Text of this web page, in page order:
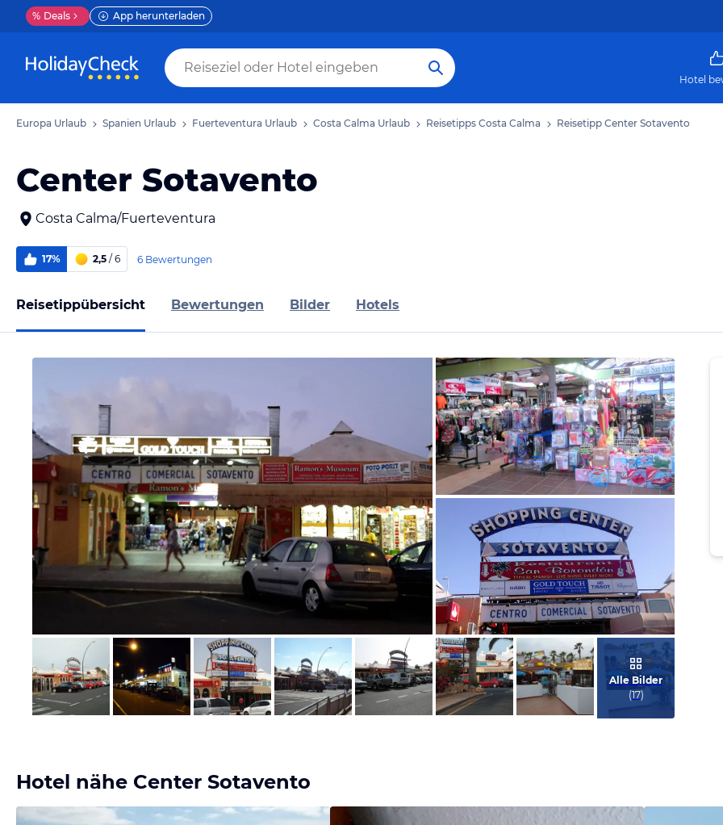
% Deals App herunterladen
Hotel
Europa Urlaub Spanien Urlaub Fuerteventura Urlaub Costa Calma Urlaub Reisetipps Costa Calma Reisetipp Center Sotavento
Center Sotavento
Costa Calma/Fuerteventura
17% 2,5 / 6 6 Bewertungen
Reisetippübersicht Bewertungen Bilder Hotels
Bild melden
von Carmen & Siggi
Bild melden
von Birgit
Bild melden
von Birgit
Alle Bilder
(17)
Hotel nähe Center Sotavento